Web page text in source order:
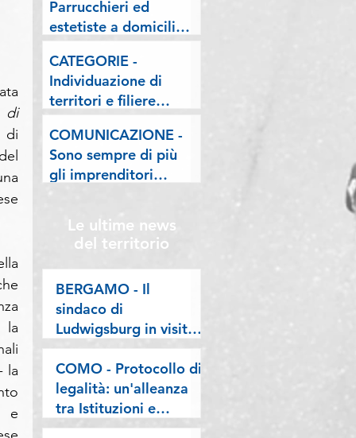
di
di
la
la
e
Parrucchieri ed
estetiste a domicilio.
Esposto delle
Associazioni artigiane
lombarde: "Le regole
valgano per tutti"
CATEGORIE -
Individuazione di
territori e filiere
pilota nell'ambito del
"Programma V.E.R.A.
– Ecodesign etico e
valorizzazione delle
COMUNICAZIONE -
Sono sempre di più
gli imprenditori
Lombardia, la nostra
riflessione sulla
stampa
Le ultime news
del territorio
BERGAMO - Il
sindaco di
Ludwigsburg in visita
a Confartigianato
Bergamo: si rafforza
una collaborazione
lunga oltre vent’anni
COMO - Protocollo di
legalità: un'alleanza
tra Istituzioni e
imprese per difendere